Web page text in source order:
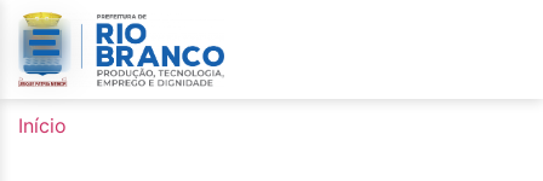
conteúdo
Início